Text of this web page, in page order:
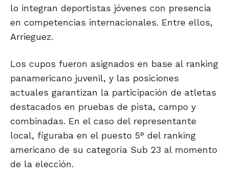
lo integran deportistas jóvenes con presencia
en competencias internacionales. Entre ellos,
Arrieguez.
Los cupos fueron asignados en base al ranking
panamericano juvenil, y las posiciones
actuales garantizan la participación de atletas
destacados en pruebas de pista, campo y
combinadas. En el caso del representante
local, figuraba en el puesto 5° del ranking
americano de su categoría Sub 23 al momento
de la elección.